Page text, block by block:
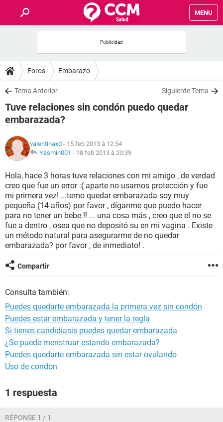
MENU
FORUMS
SALUD
FAMILIA
NUTRICIÓN
SEXUALIDAD
GLOSARIO
Foros Embarazo
Tema Anterior Siguiente Tema
Tuve relaciones sin condón puedo quedar
embarazada?
valentinaxd - 15 feb 2013 à 12:54
Yasmin001 - 18 feb 2013 à 20:39
Hola, hace 3 horas tuve relaciones con mi amigo , de verdad
creo que fue un error :( aparte no usamos protección y fue
mi primera vez! ...temo quedar embarazada soy muy
pequeña (14 años) por favor , díganme que puedo hacer
para no tener un bebe !! ... una cosa más , creo que el no se
fue a dentro , osea que no depositó su en mi vagina . Existe
un método natural para asegurarme de no quedar
embarazada? por favor , de inmediato! .
Compartir
Consulta también:
Puedes quedarte embarazada la primera vez sin condón
Puedes estar embarazada y tener la regla
Si tienes candidiasis puedes quedar embarazada
¿Se puede menstruar estando embarazada?
Puedes quedarte embarazada sin estar ovulando
Uso de condon
1 respuesta
RÉPONSE 1 / 1